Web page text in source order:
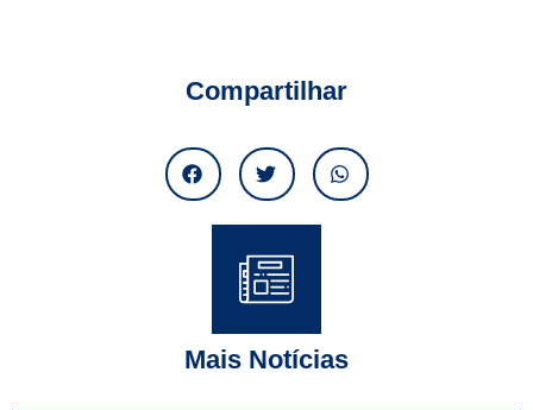
Compartilhar
Mais Notícias